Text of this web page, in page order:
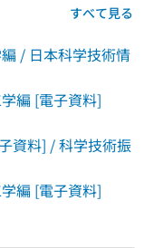
すべて見る
/ 日本科学技術情
編 [電子資料]
資料] / 科学技術振
編 [電子資料]